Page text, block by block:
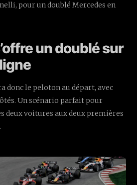
pour un doublé Mercedes en
un doublé sur
donc le peloton au départ, avec
Un scénario parfait pour
deux voitures aux deux premières